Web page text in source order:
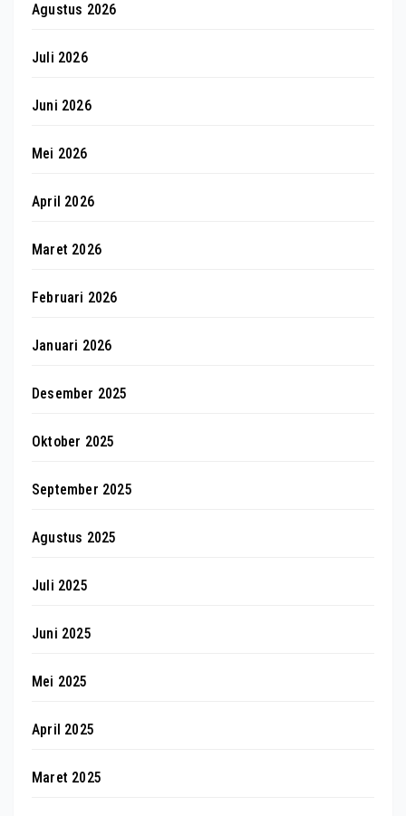
Agustus 2026
Juli 2026
Juni 2026
Mei 2026
April 2026
Maret 2026
Februari 2026
Januari 2026
Desember 2025
Oktober 2025
September 2025
Agustus 2025
Juli 2025
Juni 2025
Mei 2025
April 2025
Maret 2025